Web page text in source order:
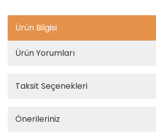
Ürün Bilgisi
Ürün Yorumları
Taksit Seçenekleri
Önerileriniz